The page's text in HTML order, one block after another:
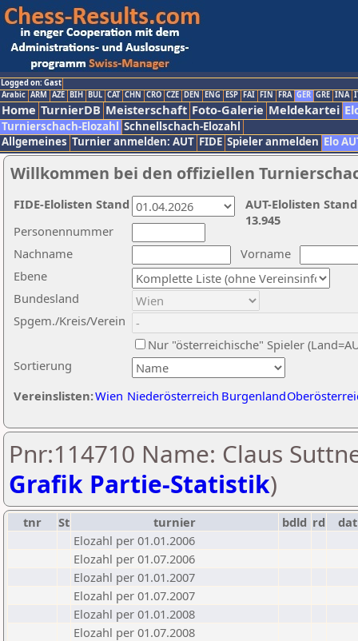
Logged on: Gast
Arabic ARM AZE BIH BUL CAT CHN CRO CZE DEN ENG ESP FAI FIN FRA GER GRE INA
Home TurnierDB Meisterschaft Foto-Galerie Meldekartei
Turnierschach-Elozahl Schnellschach-Elozahl
Allgemeines Turnier anmelden: AUT FIDE Spieler anmelden Elo
Willkommen bei den offiziellen
Nachname
Vorname
Ebene
Sortierung
Personennummer
Bundesland
Spgem./Kreis/Verein
Nur "österreichische" Spieler
Vereinslisten:Wien Niederösterreich Burgenland
AUT-Elolisten
13.945
FIDE-Elolisten Stand
Pnr:114710 Name: Claus
Grafik Partie-Statistik)
tnr St turnier bdld rd
Elozahl per 01.01.2006
Elozahl per 01.07.2006
Elozahl per 01.01.2007
Elozahl per 01.07.2007
Elozahl per 01.01.2008
Elozahl per 01.07.2008